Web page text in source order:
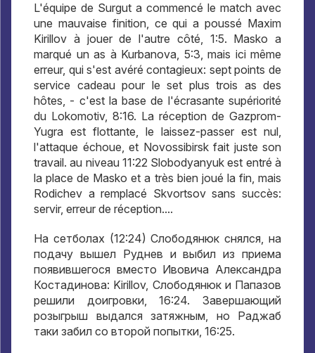
L'équipe de Surgut a commencé le match avec
une mauvaise finition, ce qui a poussé Maxim
Kirillov à jouer de l'autre côté, 1:5. Masko a
marqué un as à Kurbanova, 5:3, mais ici même
erreur, qui s'est avéré contagieux: sept points de
service cadeau pour le set plus trois as des
hôtes, - c'est la base de l'écrasante supériorité
du Lokomotiv, 8:16. La réception de Gazprom-
Yugra est flottante, le laissez-passer est nul,
l'attaque échoue, et Novossibirsk fait juste son
travail. au niveau 11:22 Slobodyanyuk est entré à
la place de Masko et a très bien joué la fin, mais
Rodichev a remplacé Skvortsov sans succès:
servir, erreur de réception....
На сетболах(12:24)Слободянюк снялся,на
подачу вышел Руднев и выбил из приема
появившегося вместо Ивовича Александра
Костадинова: Kirillov, Слободянюк и Папазов
решили доигровки, 16:24.Завершающий
розыгрыш выдался затяжным, но Раджаб
таки забил со второй попытки, 16:25.